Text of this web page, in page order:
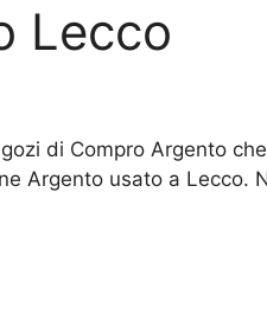
Lecco
di Compro Argento
Argento usato a Lecco.